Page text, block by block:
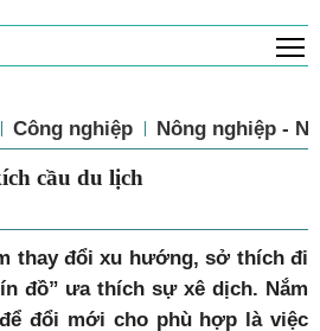
Công nghiệp Nông nghiệp -
cầu du lịch
thay đổi xu hướng, sở thích đi
đồ” ưa thích sự xê dịch. Nắm
đổi mới cho phù hợp là việc